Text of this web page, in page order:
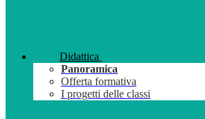
Didattica
Panoramica
Offerta formativa
I progetti delle classi